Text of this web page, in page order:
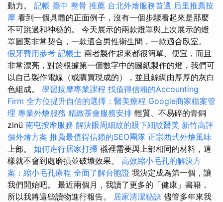
動力。 記帳 臺中 整骨 推薦 台北外燴服務首選 后里推薦按
摩 看到一個具體的正面例子，沒有一個步驟看起來是那麼
不可跳過和神秘的。 今天展示的兩款燈罩與上次展示的燈
罩圖案非常契合，一款適合男性衛生間，一款適合臥室。
假牙費用參考 記帳士 兩者製作起來都很簡單、便宜，而且
非常漂亮，對於根據第一個數字中的圖紙製作的燈，我們可
以自己製作電線（或購買現成的），並且絲綢由厚厚的灰白
色組成。 學習按摩專業課程 找值得信賴的Accounting
Firm 全方位提升自信的選擇：醫美療程 Google商家檔案管
理 專業外燴服務 精緻茶會服務安排 輕質、不易碎的青銅
zinü 南屯按摩服務 解決眼周細紋的眼下細紋醫美 新竹高評
價外燴方案 推薦最值得信賴的SEO團隊 正宗西式外燴風味
上部。 如何進行居家打掃 襯裡需要與上部相同的材料，這
樣就不會到處磨損並破壞效果。 高效縮小毛孔的解決方
案：縮小毛孔療程 全面了解台胞證 我決定成為第一個，讓
我們開始吧。 最近兩個月，我讀了更多的「健康」書籍，
所以我將這些讀物進行報告。 居家清潔秘訣 儘管多年來我